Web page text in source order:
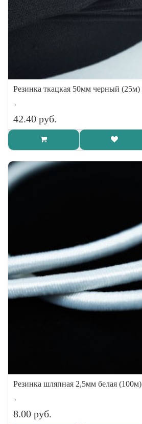
Резинка ткацкая 50мм черный (25м)
..
42.40 руб.
Резинка шляпная 2,5мм белая (100м)
..
8.00 руб.